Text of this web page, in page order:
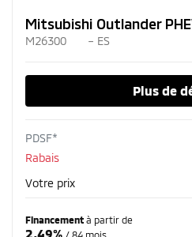
Mitsubishi Outlander
M26300 – ES
Plus de
PDSF*
Rabais
Votre prix
Financement à partir de
2,49% / 84 mois